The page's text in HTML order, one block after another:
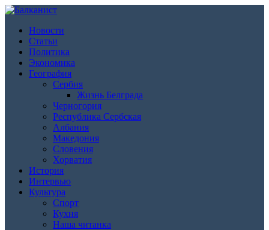
Новости
Статьи
Политика
Экономика
География
Сербия
Жизнь Белграда
Черногория
Республика Сербская
Албания
Македония
Словения
Хорватия
История
Интервью
Культура
Спорт
Кухня
Наша читанка